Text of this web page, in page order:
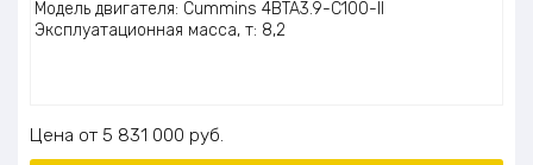
Модель двигателя: Cummins 4BTA3.9-C100-II
Эксплуатационная масса, т: 8,2
Цена 5 831 000 руб.